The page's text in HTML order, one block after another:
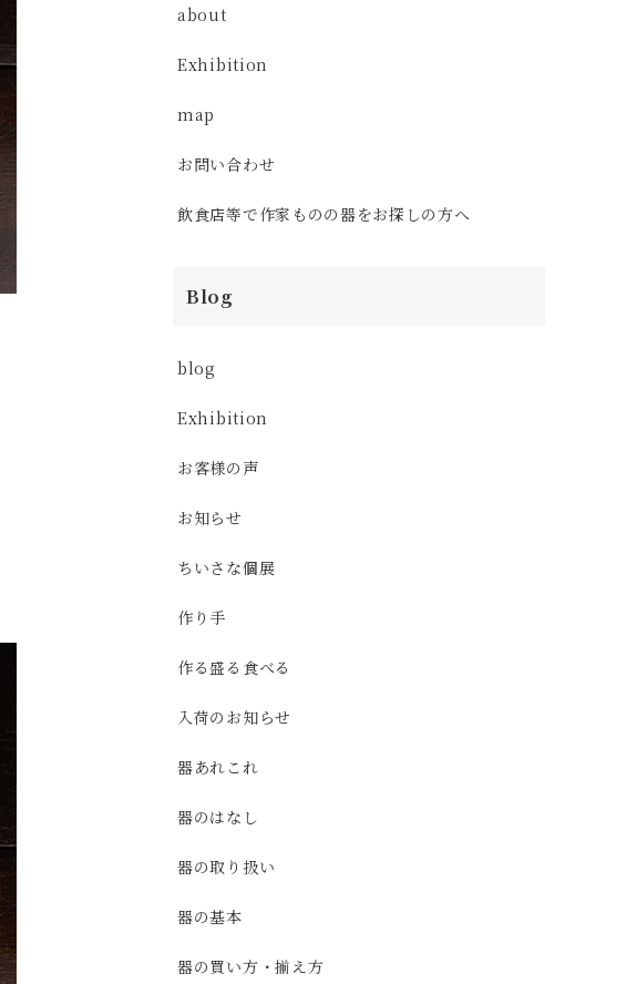
about
Exhibition
map
お問い合わせ
飲食店等で作家ものの器をお探しの方へ
Blog
blog
Exhibition
お客様の声
お知らせ
ちいさな個展
作り手
作る盛る食べる
入荷のお知らせ
器あれこれ
器のはなし
器の取り扱い
器の基本
器の買い方・揃え方